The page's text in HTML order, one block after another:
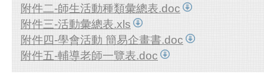
附件二-師生活動種類彙總表.doc
附件三-活動彙總表.xls
附件四-學會活動 簡易企畫書.doc
附件五-輔導老師一覽表.doc